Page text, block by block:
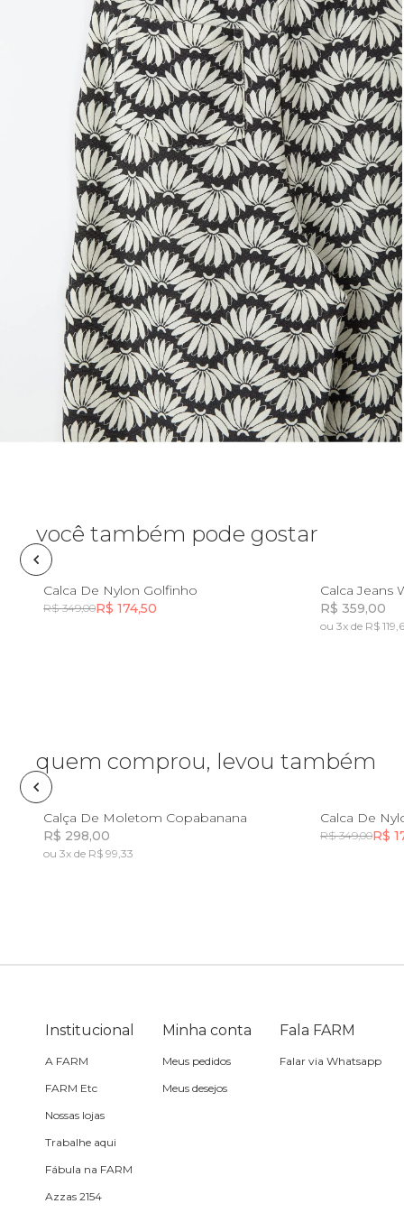
Lancheira
Lenço
Mala
Meia
Necessaire
Óculos de sol
Pin e patch
Planner
incensário
isqueiro
você também pode gostar
Calca De Nylon Golfinho
R$ 349,00R$ 174,50
8
Calca Jeans
R$ 359,00
ou 3x de R$
quem comprou, levou também
Calça De Moletom Copabanana
R$ 298,00
ou 3x de R$ 99,33
Calca De
R$ 349,00R$
Institucional
A FARM
FARM Etc
Nossas lojas
Trabalhe aqui
Fábula na FARM
Azzas 2154
Minha conta
Meus pedidos
Meus desejos
Fala FARM
Falar via Whatsapp